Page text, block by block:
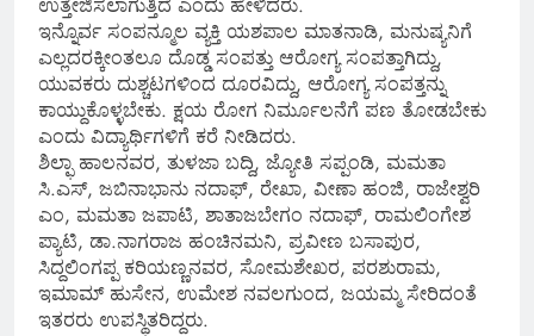
ಉತ್ತೇಜಿಸಲಾಗುತ್ತಿದೆ ಎಂದು ಹೇಳಿದರು.
ಇನ್ನೊರ್ವ ಸಂಪನ್ಮೂಲ ವ್ಯಕ್ತಿ ಯಶಪಾಲ ಮಾತನಾಡಿ, ಮನುಷ್ಯನಿಗೆ
ಎಲ್ಲದರಕ್ಕೀಂತಲೂ ದೊಡ್ಡ ಸಂಪತ್ತು ಆರೋಗ್ಯ ಸಂಪತ್ತಾಗಿದ್ದು,
ಯುವಕರು ದುಶ್ಚಟಗಳಿಂದ ದೂರವಿದ್ದು, ಆರೋಗ್ಯ ಸಂಪತ್ತನ್ನು
ಕಾಯ್ದುಕೊಳ್ಳಬೇಕು. ಕ್ಷಯ ರೋಗ ನಿರ್ಮೂಲನೆಗೆ ಪಣ ತೋಡಬೇಕು
ಎಂದು ವಿದ್ಯಾರ್ಥಿಗಳಿಗೆ ಕರೆ ನೀಡಿದರು.
ಶಿಲ್ಫಾ ಹಾಲನವರ, ತುಳಜಾ ಬದ್ದಿ, ಜ್ಯೋತಿ ಸಪ್ಪಂಡಿ, ಮಮತಾ
ಸಿ.ಎಸ್, ಜಬಿನಾಭಾನು ನದಾಫ್, ರೇಖಾ, ವೀಣಾ ಹಂಜಿ, ರಾಜೇಶ್ವರಿ
ಎಂ, ಮಮತಾ ಜಪಾಟಿ, ಶಾತಾಜಬೇಗಂ ನದಾಫ್, ರಾಮಲಿಂಗೇಶ
ಪ್ಯಾಟಿ, ಡಾ.ನಾಗರಾಜ ಹಂಚಿನಮನಿ, ಪ್ರವೀಣ ಬಸಾಪುರ,
ಸಿದ್ದಲಿಂಗಪ್ಪ ಕರಿಯಣ್ಣನವರ, ಸೋಮಶೇಖರ, ಪರಶುರಾಮ,
ಇಮಾಮ್ ಹುಸೇನ, ಉಮೇಶ ನವಲಗುಂದ, ಜಯಮ್ಮ ಸೇರಿದಂತೆ
ಇತರರು ಉಪಸ್ಥಿತರಿದ್ದರು.